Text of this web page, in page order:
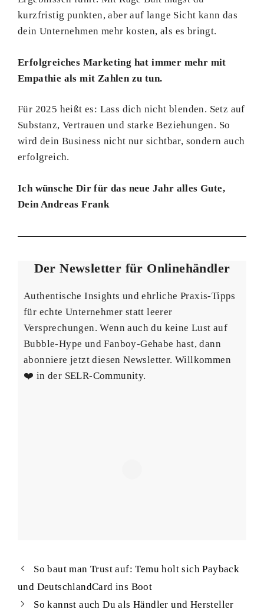
kurzfristig punkten, aber auf lange Sicht kann das
dein Unternehmen mehr kosten, als es bringt.
Erfolgreiches Marketing hat immer mehr mit
Empathie als mit Zahlen zu tun.
Für 2025 heißt es: Lass dich nicht blenden. Setz auf
Substanz, Vertrauen und starke Beziehungen. So
wird dein Business nicht nur sichtbar, sondern auch
erfolgreich.
Ich wünsche Dir für das neue Jahr alles Gute,
Dein Andreas Frank
Der Newsletter für Onlinehändler
Authentische Insights und ehrliche Praxis-Tipps
für echte Unternehmer statt leerer
Versprechungen. Wenn auch du keine Lust auf
Bubble-Hype und Fanboy-Gehabe hast, dann
abonniere jetzt diesen Newsletter. Willkommen
❤️ in der SELR-Community.
So baut man Trust auf: Temu holt sich Payback
und DeutschlandCard ins Boot
So kannst auch Du als Händler und Hersteller